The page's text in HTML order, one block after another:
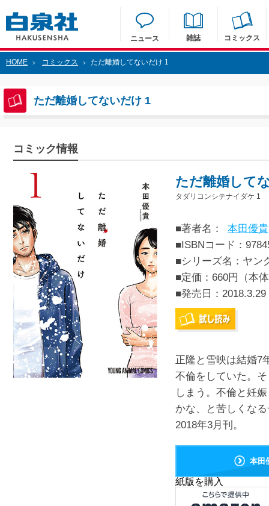
ニュース 雑誌 コミックス
HOME > コミックス > ただ離婚してないだけ 1
ただ離婚してないだけ 1
コミック情報
ただ離婚して
タダリコンシテナイダケ 1
■著者名：
本田優貴
■ISBNコード：
■シリーズ名：ヤン
■定価：660円（本
■発売日： 2018.3.29
正隆と雪映は結婚7
不倫をしていた。
しまう。不倫と妊
かな、と苦しくな
2018年3月刊。
本田
紙版を購入